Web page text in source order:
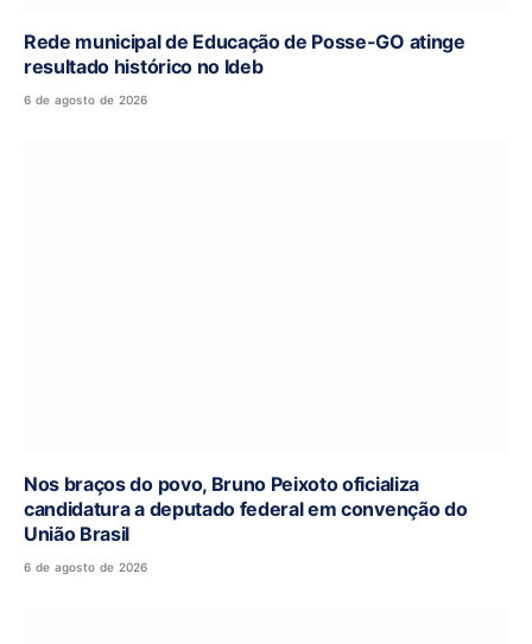
Rede municipal de Educação de Posse-GO atinge
resultado histórico no Ideb
6 de agosto de 2026
Nos braços do povo, Bruno Peixoto oficializa
candidatura a deputado federal em convenção do
União Brasil
6 de agosto de 2026